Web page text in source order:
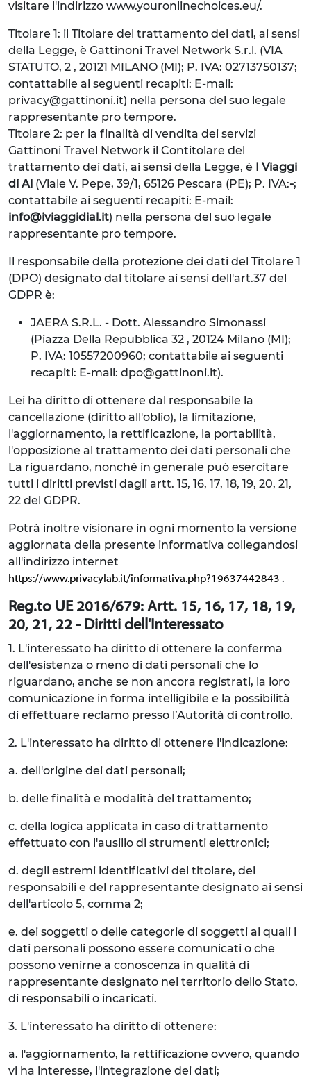
visitare l'indirizzo www.youronlinechoices.eu/.
Titolare 1: il Titolare del trattamento dei dati, ai sensi
della Legge, è Gattinoni Travel Network S.r.l. (VIA
STATUTO, 2 , 20121 MILANO (MI); P. IVA: 02713750137;
contattabile ai seguenti recapiti: E-mail:
privacy@gattinoni.it) nella persona del suo legale
rappresentante pro tempore.
Titolare 2: per la finalità di vendita dei servizi
Gattinoni Travel Network il Contitolare del
trattamento dei dati, ai sensi della Legge, è I Viaggi
di Al (Viale V. Pepe, 39/1, 65126 Pescara (PE); P. IVA:-;
contattabile ai seguenti recapiti: E-mail:
info@iviaggidial.it) nella persona del suo legale
rappresentante pro tempore.
Il responsabile della protezione dei dati del Titolare 1
(DPO) designato dal titolare ai sensi dell'art.37 del
GDPR è:
JAERA S.R.L. - Dott. Alessandro Simonassi
(Piazza Della Repubblica 32 , 20124 Milano (MI);
P. IVA: 10557200960; contattabile ai seguenti
recapiti: E-mail: dpo@gattinoni.it).
Lei ha diritto di ottenere dal responsabile la
cancellazione (diritto all'oblio), la limitazione,
l'aggiornamento, la rettificazione, la portabilità,
l'opposizione al trattamento dei dati personali che
La riguardano, nonché in generale può esercitare
tutti i diritti previsti dagli artt. 15, 16, 17, 18, 19, 20, 21,
22 del GDPR.
Potrà inoltre visionare in ogni momento la versione
aggiornata della presente informativa collegandosi
all'indirizzo internet
https://www.privacylab.it/informativa.php?19637442843 .
Reg.to UE 2016/679: Artt. 15, 16, 17, 18, 19,
20, 21, 22 - Diritti dell'Interessato
1. L'interessato ha diritto di ottenere la conferma
dell'esistenza o meno di dati personali che lo
riguardano, anche se non ancora registrati, la loro
comunicazione in forma intelligibile e la possibilità
di effettuare reclamo presso l’Autorità di controllo.
2. L'interessato ha diritto di ottenere l'indicazione:
a. dell'origine dei dati personali;
b. delle finalità e modalità del trattamento;
c. della logica applicata in caso di trattamento
effettuato con l'ausilio di strumenti elettronici;
d. degli estremi identificativi del titolare, dei
responsabili e del rappresentante designato ai sensi
dell'articolo 5, comma 2;
e. dei soggetti o delle categorie di soggetti ai quali i
dati personali possono essere comunicati o che
possono venirne a conoscenza in qualità di
rappresentante designato nel territorio dello Stato,
di responsabili o incaricati.
3. L'interessato ha diritto di ottenere:
a. l'aggiornamento, la rettificazione ovvero, quando
vi ha interesse, l'integrazione dei dati;